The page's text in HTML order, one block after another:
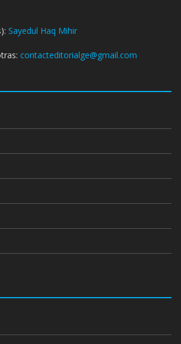
Sayedul Haq Mihir
contacteditorialge@gmail.com